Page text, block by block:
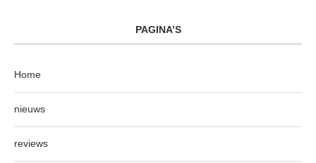
PAGINA’S
Home
nieuws
reviews